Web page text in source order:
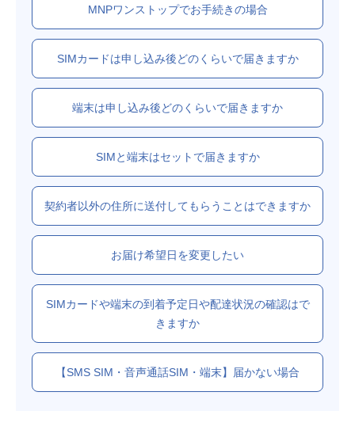
MNPワンストップでお手続きの場合
SIMカードは申し込み後どのくらいで届きますか
端末は申し込み後どのくらいで届きますか
SIMと端末はセットで届きますか
契約者以外の住所に送付してもらうことはできますか
お届け希望日を変更したい
SIMカードや端末の到着予定日や配達状況の確認はで
きますか
【SMS SIM・音声通話SIM・端末】届かない場合